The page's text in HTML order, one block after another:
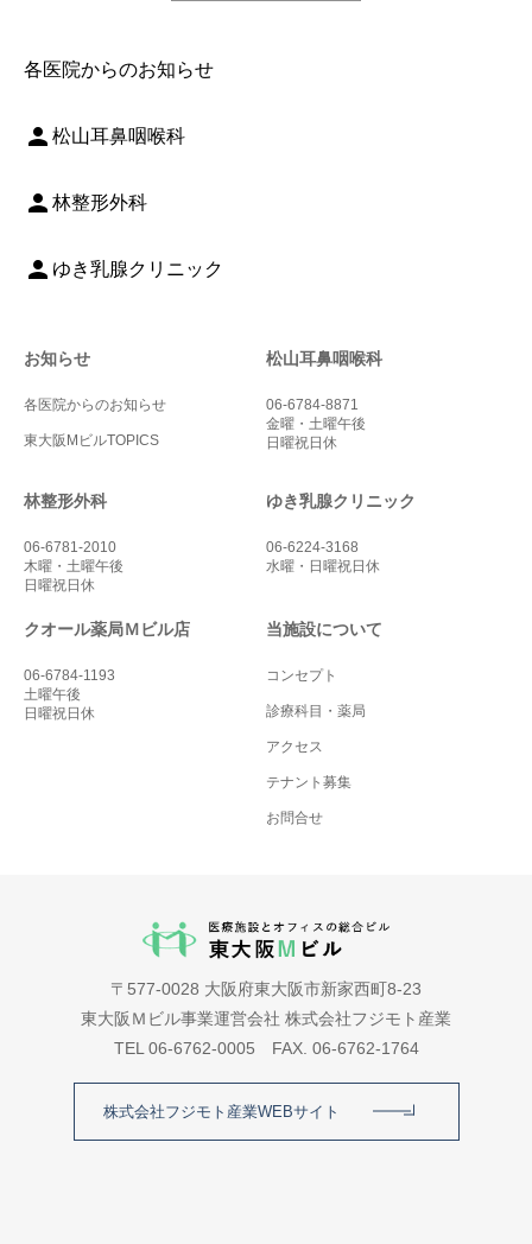
各医院からのお知らせ
person 松山耳鼻咽喉科
person 林整形外科
person ゆき乳腺クリニック
お知らせ
各医院からのお知らせ
東大阪MビルTOPICS
松山耳鼻咽喉科
06-6784-8871
金曜・土曜午後
日曜祝日休
林整形外科
06-6781-2010
木曜・土曜午後
日曜祝日休
ゆき乳腺クリニック
06-6224-3168
水曜・日曜祝日休
クオール薬局Ｍビル店
06-6784-1193
土曜午後
日曜祝日休
当施設について
コンセプト
診療科目・薬局
アクセス
テナント募集
お問合せ
〒577-0028 大阪府東大阪市新家西町8-23
東大阪Ｍビル事業運営会社 株式会社フジモト産業
TEL 06-6762-0005 FAX. 06-6762-1764
株式会社フジモト産業WEBサイト